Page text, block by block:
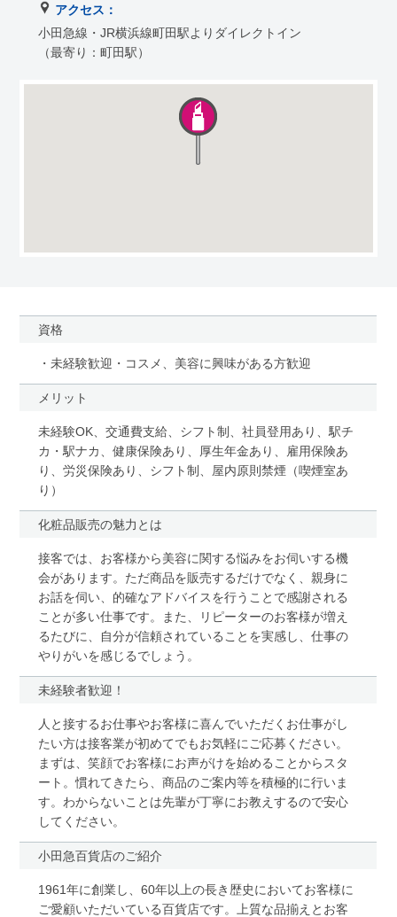
アクセス：
小田急線・JR横浜線町田駅よりダイレクトイン
（最寄り：町田駅）
資格
・未経験歓迎・コスメ、美容に興味がある方歓迎
メリット
未経験OK、交通費支給、シフト制、社員登用あり、駅チ
カ・駅ナカ、健康保険あり、厚生年金あり、雇用保険あ
り、労災保険あり、シフト制、屋内原則禁煙（喫煙室あ
り）
化粧品販売の魅力とは
接客では、お客様から美容に関する悩みをお伺いする機
会があります。ただ商品を販売するだけでなく、親身に
お話を伺い、的確なアドバイスを行うことで感謝される
ことが多い仕事です。また、リピーターのお客様が増え
るたびに、自分が信頼されていることを実感し、仕事の
やりがいを感じるでしょう。
未経験者歓迎！
人と接するお仕事やお客様に喜んでいただくお仕事がし
たい方は接客業が初めてでもお気軽にご応募ください。
まずは、笑顔でお客様にお声がけを始めることからスタ
ート。慣れてきたら、商品のご案内等を積極的に行いま
す。わからないことは先輩が丁寧にお教えするので安心
してください。
小田急百貨店のご紹介
1961年に創業し、60年以上の長き歴史においてお客様に
ご愛顧いただいている百貨店です。上質な品揃えとお客